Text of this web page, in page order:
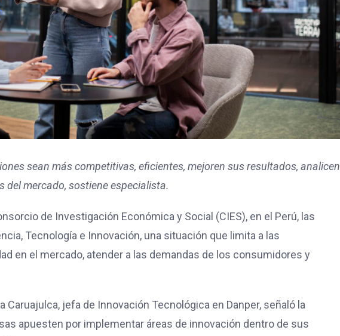
sean más competitivas, eficientes, mejoren sus resultados, analicen
del mercado, sostiene especialista.
de Investigación Económica y Social (CIES), en el Perú, las
Tecnología e Innovación, una situación que limita a las
en el mercado, atender a las demandas de los consumidores y
Caruajulca, jefa de Innovación Tecnológica en Danper, señaló la
apuesten por implementar áreas de innovación dentro de sus